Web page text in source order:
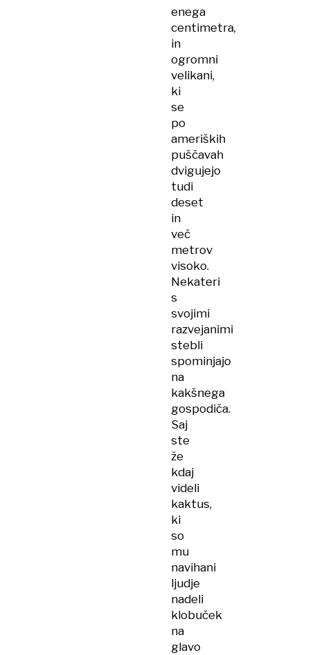
enega
centimetra,
in
ogromni
velikani,
ki
se
po
ameriških
puščavah
dvigujejo
tudi
deset
in
več
metrov
visoko.
Nekateri
s
svojimi
razvejanimi
stebli
spominjajo
na
kakšnega
gospodiča.
Saj
ste
že
kdaj
videli
kaktus,
ki
so
mu
navihani
ljudje
nadeli
klobuček
na
glavo